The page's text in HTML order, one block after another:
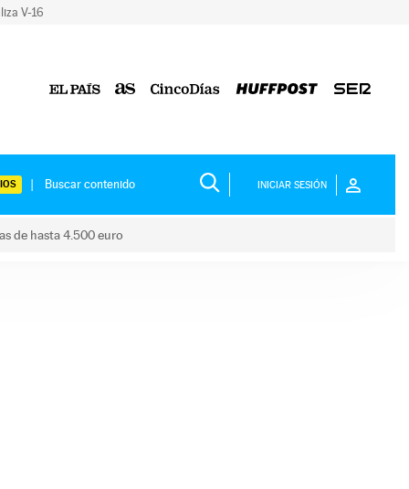
V-16
INICIAR SESIÓN
de hasta 4.500 euro